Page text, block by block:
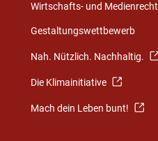
Wirtschafts- und Medienrecht
Gestaltungswettbewerb
Nah. Nützlich. Nachhaltig.
Die Klimainitiative
Mach dein Leben bunt!